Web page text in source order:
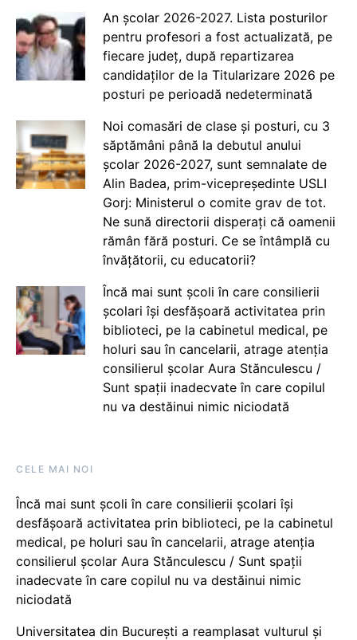
An școlar 2026-2027. Lista posturilor
pentru profesori a fost actualizată, pe
fiecare județ, după repartizarea
candidaților de la Titularizare 2026 pe
posturi pe perioadă nedeterminată
Noi comasări de clase și posturi, cu 3
săptămâni până la debutul anului
școlar 2026-2027, sunt semnalate de
Alin Badea, prim-vicepreședinte USLI
Gorj: Ministerul o comite grav de tot.
Ne sună directorii disperați că oamenii
rămân fără posturi. Ce se întâmplă cu
învățătorii, cu educatorii?
Încă mai sunt școli în care consilierii
școlari își desfășoară activitatea prin
biblioteci, pe la cabinetul medical, pe
holuri sau în cancelarii, atrage atenția
consilierul școlar Aura Stănculescu /
Sunt spații inadecvate în care copilul
nu va destăinui nimic niciodată
CELE MAI NOI
Încă mai sunt școli în care consilierii școlari își
desfășoară activitatea prin biblioteci, pe la cabinetul
medical, pe holuri sau în cancelarii, atrage atenția
consilierul școlar Aura Stănculescu / Sunt spații
inadecvate în care copilul nu va destăinui nimic
niciodată
Universitatea din București a reamplasat vulturul și